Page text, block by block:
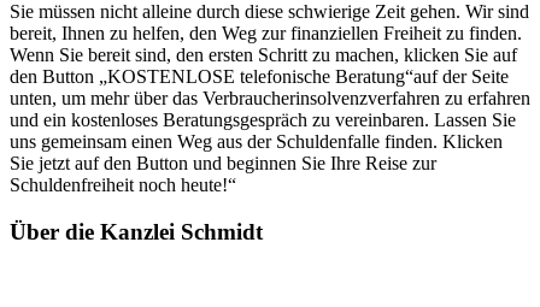
Sie müssen nicht alleine durch diese schwierige Zeit gehen. Wir sind
bereit, Ihnen zu helfen, den Weg zur finanziellen Freiheit zu finden.
Wenn Sie bereit sind, den ersten Schritt zu machen, klicken Sie auf
den Button „KOSTENLOSE telefonische Beratung“auf der Seite
unten, um mehr über das Verbraucherinsolvenzverfahren zu erfahren
und ein kostenloses Beratungsgespräch zu vereinbaren. Lassen Sie
uns gemeinsam einen Weg aus der Schuldenfalle finden. Klicken
Sie jetzt auf den Button und beginnen Sie Ihre Reise zur
Schuldenfreiheit noch heute!“
Über die Kanzlei Schmidt